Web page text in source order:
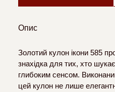
Опис
Золотий кулон ікони 585
знахідка для тих, хто
глибоким сенсом.
цей кулон не лише